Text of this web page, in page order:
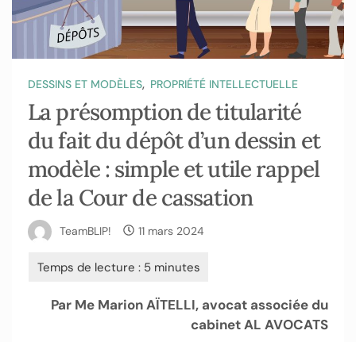
DESSINS ET MODÈLES, PROPRIÉTÉ INTELLECTUELLE
La présomption de titularité
du fait du dépôt d’un dessin et
modèle : simple et utile rappel
de la Cour de cassation
TeamBLIP! 11 mars 2024
Par Me Marion AÏTELLI, avocat associée du
cabinet AL AVOCATS